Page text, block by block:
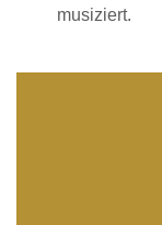
musiziert.